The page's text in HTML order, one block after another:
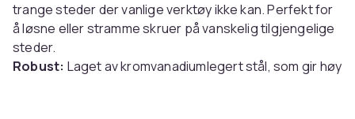
trange steder der vanlige verktøy ikke kan. Perfekt for
å løsne eller stramme skruer på vanskelig tilgjengelige
steder.
Robust: Laget av kromvanadiumlegert stål, som gir høy